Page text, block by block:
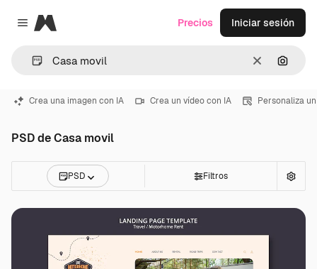
Close menu
Magnific
Borrar
Precios Iniciar sesión
Crea una imagen con IA Crea un vídeo con IA Personaliza
PSD de Casa movil
PSD Filtros